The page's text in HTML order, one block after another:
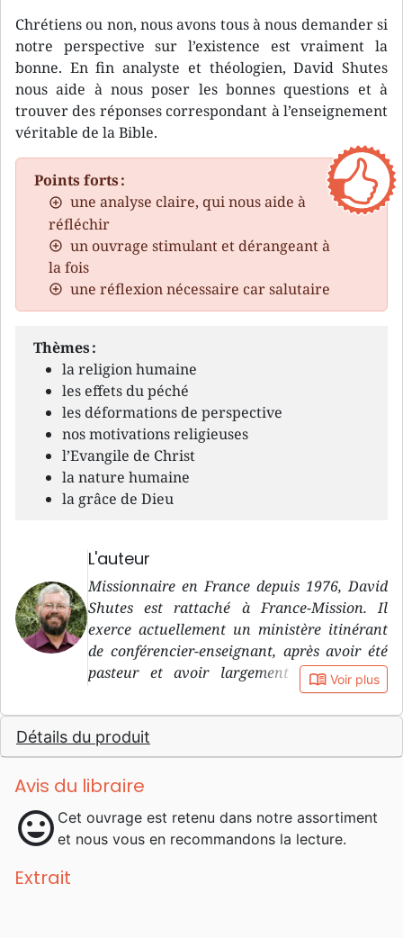
Chrétiens ou non, nous avons tous à nous demander si
notre perspective sur l’existence est vraiment la
bonne. En fin analyste et théologien, David Shutes
nous aide à nous poser les bonnes questions et à
trouver des réponses correspondant à l’enseignement
véritable de la Bible.
Points forts :
une analyse claire, qui nous aide à
réfléchir
un ouvrage stimulant et dérangeant à
la fois
une réflexion nécessaire car salutaire
Thèmes :
la religion humaine
les effets du péché
les déformations de perspective
nos motivations religieuses
l’Evangile de Christ
la nature humaine
la grâce de Dieu
L'auteur
Missionnaire en France depuis 1976, David
Shutes est rattaché à France-Mission. Il
exerce actuellement un ministère itinérant
de conférencier-enseignant, après avoir été
pasteur et avoir largement participé au
travail parmi la jeunesse, tout en enseignant
à l’Institut Biblique de Genève.
book_open Voir plus
Détails du produit
Avis du libraire
mood Cet ouvrage est retenu dans notre assortiment
et nous vous en recommandons la lecture.
Extrait